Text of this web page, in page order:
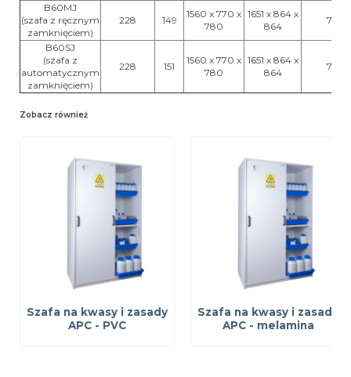
B60MJ
(szafa z ręcznym
zamknięciem)
228 149
1560 x 770 x
780
1651 x 864 x
864
75
B60SJ
(szafa z
automatycznym
zamknięciem)
228 151
1560 x 770 x
780
1651 x 864 x
864
75
Zobacz również
Szafa na kwasy i zasady
APC - PVC
Szafa na kwasy i zasady
APC - melamina